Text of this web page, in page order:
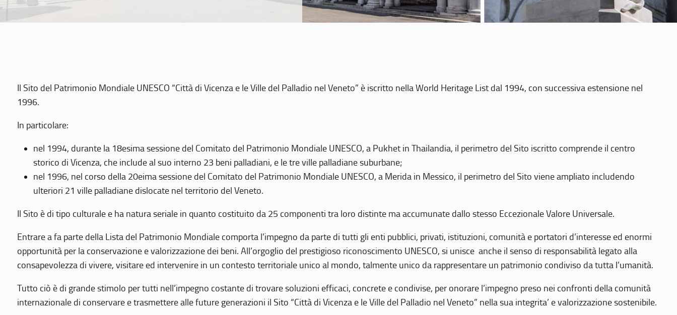
Il Sito del Patrimonio Mondiale UNESCO “Città di Vicenza e le Ville del Palladio nel Veneto” è iscritto nella World Heritage List dal 1994, con successiva estensione nel
1996.
In particolare:
nel 1994, durante la 18esima sessione del Comitato del Patrimonio Mondiale UNESCO, a Pukhet in Thailandia, il perimetro del Sito iscritto comprende il centro
storico di Vicenza, che include al suo interno 23 beni palladiani, e le tre ville palladiane suburbane;
nel 1996, nel corso della 20eima sessione del Comitato del Patrimonio Mondiale UNESCO, a Merida in Messico, il perimetro del Sito viene ampliato includendo
ulteriori 21 ville palladiane dislocate nel territorio del Veneto.
Il Sito è di tipo culturale e ha natura seriale in quanto costituito da 25 componenti tra loro distinte ma accumunate dallo stesso Eccezionale Valore Universale.
Entrare a fa parte della Lista del Patrimonio Mondiale comporta l’impegno da parte di tutti gli enti pubblici, privati, istituzioni, comunità e portatori d’interesse ed enormi
opportunità per la conservazione e valorizzazione dei beni. All’orgoglio del prestigioso riconoscimento UNESCO, si unisce anche il senso di responsabilità legato alla
consapevolezza di vivere, visitare ed intervenire in un contesto territoriale unico al mondo, talmente unico da rappresentare un patrimonio condiviso da tutta l’umanità.
Tutto ciò è di grande stimolo per tutti nell’impegno costante di trovare soluzioni efficaci, concrete e condivise, per onorare l’impegno preso nei confronti della comunità
internazionale di conservare e trasmettere alle future generazioni il Sito “Città di Vicenza e le Ville del Palladio nel Veneto” nella sua integrita’ e valorizzazione sostenibile.